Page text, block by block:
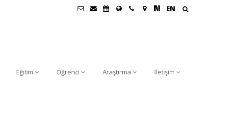
EN
Eğitim Öğrenci Araştırma İletişim